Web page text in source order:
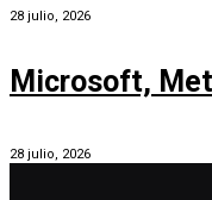
28 julio, 2026
Microsoft,
28 julio, 2026